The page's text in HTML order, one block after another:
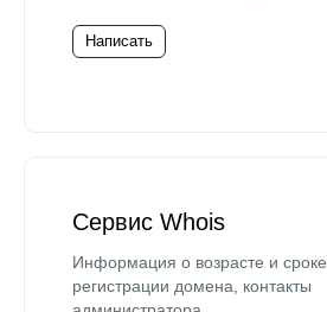
Написать
Сервис Whois
Информация о возрасте и сроке
регистрации домена, контакты